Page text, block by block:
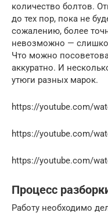
количество болтов.
до тех пор, пока не
сожалению, более
невозможно —
Что можно
аккуратно. И
утюги разных марок.
https://youtube.com/
https://youtube.com/
https://youtube.com/
Процесс
Работу необходимо